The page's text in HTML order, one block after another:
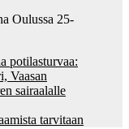
Oulussa 25-
potilasturvaa:
Vaasan
sairaalalle
tarvitaan